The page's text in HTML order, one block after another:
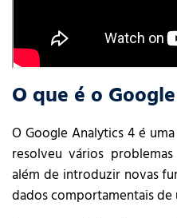
O que é o
O Google Analytics 4 é
resolveu vários
além de introduzir novas
dados comportamentais de